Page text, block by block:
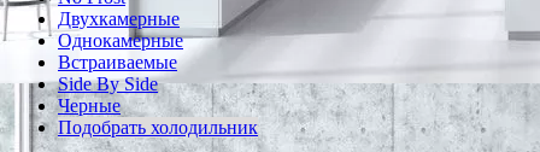
Двухкамерные
Однокамерные
Встраиваемые
Side By Side
Черные
Подобрать холодильник